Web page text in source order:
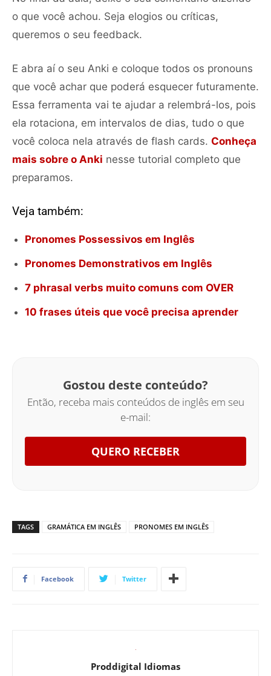
o que você achou. Seja elogios ou críticas,
queremos o seu feedback.
E abra aí o seu Anki e coloque todos os pronouns
que você achar que poderá esquecer futuramente.
Essa ferramenta vai te ajudar a relembrá-los, pois
ela rotaciona, em intervalos de dias, tudo o que
você coloca nela através de flash cards. Conheça
mais sobre o Anki nesse tutorial completo que
preparamos.
Veja também:
Pronomes Possessivos em Inglês
Pronomes Demonstrativos em Inglês
7 phrasal verbs muito comuns com OVER
10 frases úteis que você precisa aprender
Gostou deste conteúdo?
Então, receba mais conteúdos de inglês em seu
e-mail:
QUERO RECEBER
TAGS GRAMÁTICA EM INGLÊS PRONOMES EM INGLÊS
Facebook Twitter
Proddigital Idiomas